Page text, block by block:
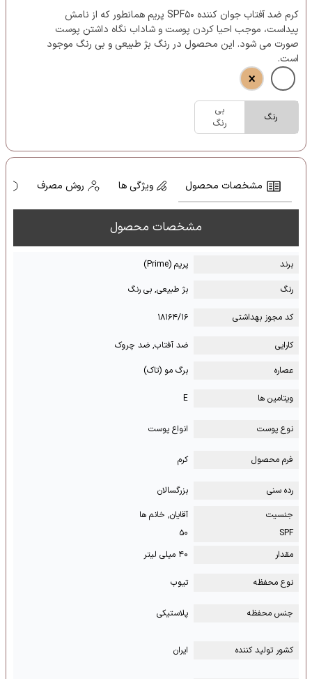
کرم ضد آفتاب جوان کننده SPF۵۰ پریم همانطور که از نامش
پیداست، موجب احیا کردن پوست و شاداب نگاه داشتن پوست
صورت می شود. این محصول در رنگ بژ طبیعی و بی رنگ موجود
است.
رنگ
بی
رنگ
مشخصات محصول ویژگی ها روش مصرف
مشخصات محصول
برند
پریم (Prime)
رنگ
بژ طبیعی, بی رنگ
کد مجوز بهداشتی ۱۸۱۶۴/۱۶
کارایی
ضد آفتاب, ضد چروک
عصاره
برگ مو (تاک)
ویتامین ها E
نوع پوست انواع پوست
فرم محصول کرم
رده سنی
بزرگسالان
جنسیت
آقایان, خانم ها
SPF
۵۰
مقدار
۴۰ میلی لیتر
نوع محفظه تیوب
جنس محفظه پلاستیکی
کشور تولید کننده ایران